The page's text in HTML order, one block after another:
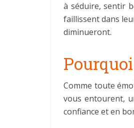
à séduire, sentir
faillissent dans
diminueront.
Comme toute
vous entourent,
confiance et en